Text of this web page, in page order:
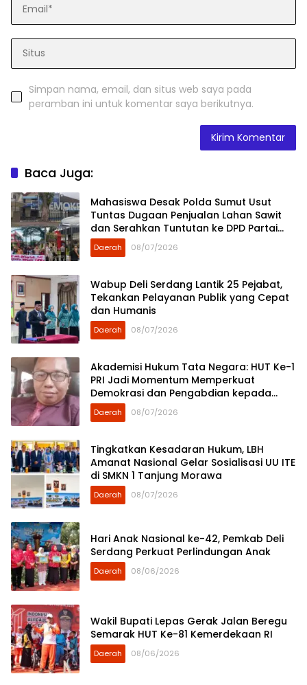
Simpan nama, email, dan situs web saya pada
peramban ini untuk komentar saya berikutnya.
Baca Juga:
Mahasiswa Desak Polda Sumut Usut
Tuntas Dugaan Penjualan Lahan Sawit
dan Serahkan Tuntutan ke DPD Partai
Demokrat Sumut
Daerah 08/07/2026
Wabup Deli Serdang Lantik 25 Pejabat,
Tekankan Pelayanan Publik yang Cepat
dan Humanis
Daerah 08/07/2026
Akademisi Hukum Tata Negara: HUT Ke-1
PRI Jadi Momentum Memperkuat
Demokrasi dan Pengabdian kepada
Rakyat
Daerah 08/07/2026
Tingkatkan Kesadaran Hukum, LBH
Amanat Nasional Gelar Sosialisasi UU ITE
di SMKN 1 Tanjung Morawa
Daerah 08/07/2026
Hari Anak Nasional ke-42, Pemkab Deli
Serdang Perkuat Perlindungan Anak
Daerah 08/06/2026
Wakil Bupati Lepas Gerak Jalan Beregu
Semarak HUT Ke-81 Kemerdekaan RI
Daerah 08/06/2026